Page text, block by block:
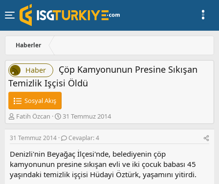
Haberler
Haber
Çöp Kamyonunun Presine Sıkışan
Temizlik Işçisi Öldü
Sosyal Akış
K
o
u
y
u
b
a
Fatih Özcan
B
a
ş
l
a
n
g
ı
31 Temmuz 2014
31 Temmuz 2014 Cevaplar: 4
Denizli'nin Beyağaç İlçesi'nde, belediyenin çöp
kamyonunun presine sıkışan evli ve iki çocuk babası 45
yaşındaki temizlik işçisi Hüdayi Öztürk, yaşamını yitirdi.